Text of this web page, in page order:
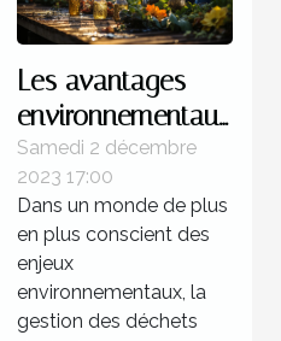
Les avantages
environnementaux
du nettoyage
écologique des
poubelles
Samedi 2 décembre
2023 17:00
Dans un monde de plus
en plus conscient des
enjeux
environnementaux, la
gestion des déchets